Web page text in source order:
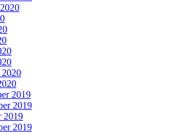
2020
2019
2019
2019
2019